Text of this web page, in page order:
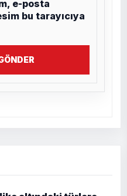
e-posta
bu tarayıcıya